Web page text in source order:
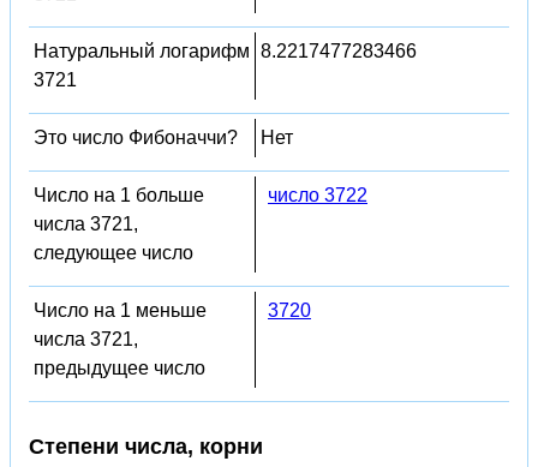
Натуральный логарифм
3721
8.2217477283466
Это число Фибоначчи? Нет
Число на 1 больше
числа 3721,
следующее число
число 3722
Число на 1 меньше
числа 3721,
предыдущее число
3720
Степени числа, корни